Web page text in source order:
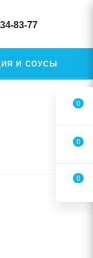
83-77
И СОУСЫ
0
0
0